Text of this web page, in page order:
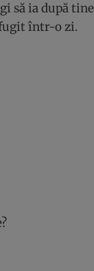
să ia după
într-o zi.